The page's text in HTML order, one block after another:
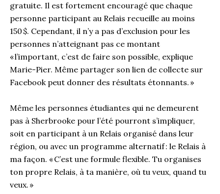
gratuite. Il est fortement encouragé que chaque
personne participant au Relais recueille au moins
150 $. Cependant, il n’y a pas d’exclusion pour les
personnes n’atteignant pas ce montant
« l’important, c’est de faire son possible, explique
Marie-Pier. Même partager son lien de collecte sur
Facebook peut donner des résultats étonnants. »
Même les personnes étudiantes qui ne demeurent
pas à Sherbrooke pour l’été pourront s’impliquer,
soit en participant à un Relais organisé dans leur
région, ou avec un programme alternatif : le Relais à
ma façon. « C’est une formule flexible. Tu organises
ton propre Relais, à ta manière, où tu veux, quand tu
veux. »